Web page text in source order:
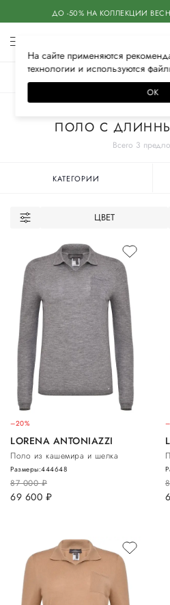
ДО -50% НА КОЛЛЕКЦИИ
Всего 3
ПОЛО С
КАТЕГОРИИ
ЦВЕТ
–20%
LORENA ANTONIAZZI
Поло из кашемира и шелка
87 000руб.
69 600 руб.
Размеры:444648
На сайте применяются
технологии и используются
ОК